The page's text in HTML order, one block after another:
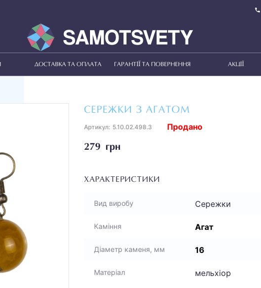
ДОСТАВКА ТА ОПЛАТА ГАРАНТІЇ ТА ПОВЕРНЕННЯ АКЦІЇ
СЕРЕЖКИ З АГАТОМ
Артикул: 5.10.02.498.3
279 грн
Продано
ХАРАКТЕРИСТИКИ
Вид виробу Сережки
Каміння Агат
Діаметр каменя, мм 16
Матеріал мельхіор